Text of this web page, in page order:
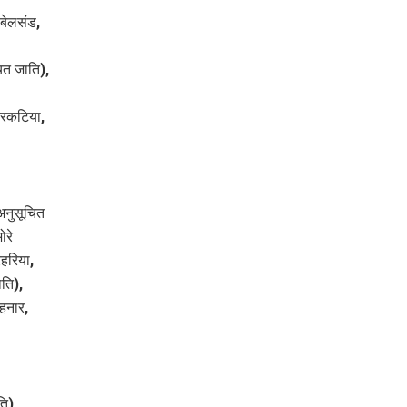
बेलसंड,
जाति),